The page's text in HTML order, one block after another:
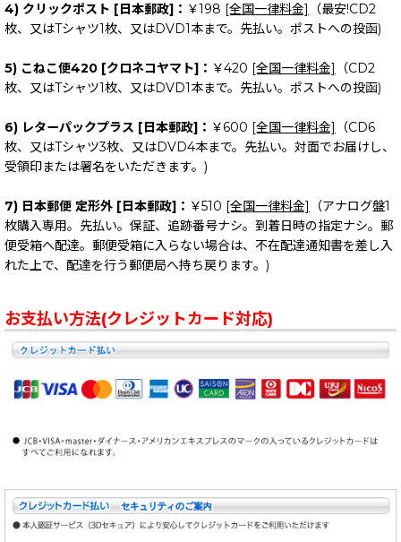
4) クリックポスト [日本郵政]： ￥198 [全国一律料金]
（最安!CD2
枚、又はTシャツ1枚、又はDVD1本まで。先払い。ポストへの投函)
5) こねこ便420 [クロネコヤマト]： ￥420 [全国一律料金]
（CD2
枚、又はTシャツ1枚、又はDVD1本まで。先払い。ポストへの投函)
6) レターパックプラス [日本郵政]： ￥600 [全国一律料金]
（CD6
枚、又はTシャツ3枚、又はDVD4本まで。先払い。対面でお届けし、
受領印または署名をいただきます。)
7) 日本郵便 定形外 [日本郵政]： ￥510 [全国一律料金]
（アナログ盤1
枚購入専用。先払い。保証、追跡番号ナシ。到着日時の指定ナシ。郵
便受箱へ配達。郵便受箱に入らない場合は、不在配達通知書を差し入
れた上で、配達を行う郵便局へ持ち戻ります。)
お支払い方法(クレジットカード対応)